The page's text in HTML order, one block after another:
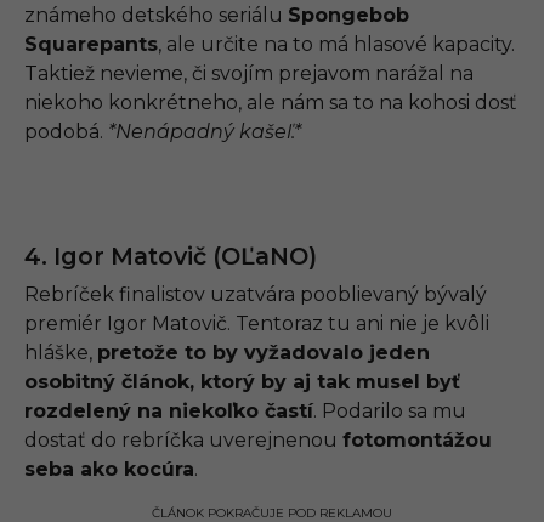
známeho detského seriálu Spongebob
Squarepants, ale určite na to má hlasové kapacity.
Taktiež nevieme, či svojím prejavom narážal na
niekoho konkrétneho, ale nám sa to na kohosi dosť
podobá. *Nenápadný kašeľ.*
4. Igor Matovič (OĽaNO)
Rebríček finalistov uzatvára pooblievaný bývalý
premiér Igor Matovič. Tentoraz tu ani nie je kvôli
hláške, pretože to by vyžadovalo jeden
osobitný článok, ktorý by aj tak musel byť
rozdelený na niekoľko častí. Podarilo sa mu
dostať do rebríčka uverejnenou fotomontážou
seba ako kocúra.
ČLÁNOK POKRAČUJE POD REKLAMOU